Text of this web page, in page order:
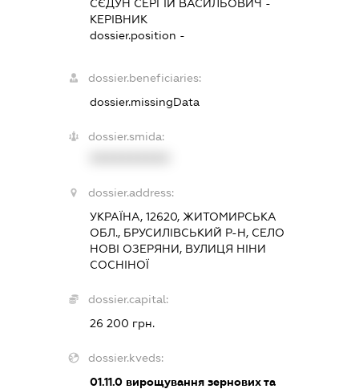
СЄДУН СЕРГІЙ ВАСИЛЬОВИЧ -
КЕРІВНИК
dossier.position -
dossier.beneficiaries:
dossier.missingData
dossier.smida:
dossier.address:
УКРАЇНА, 12620, ЖИТОМИРСЬКА
ОБЛ., БРУСИЛІВСЬКИЙ Р-Н, СЕЛО
НОВІ ОЗЕРЯНИ, ВУЛИЦЯ НІНИ
СОСНІНОЇ
dossier.capital:
26 200 грн.
dossier.kveds:
01.11.0вирощування зернових та